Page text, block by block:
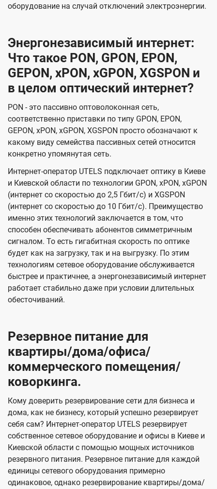
оборудование на случай отключений электроэнергии.
Энергонезависимый интернет:
Что такое PON, GPON, EPON,
GEPON, xPON, xGPON, XGSPON и
в целом оптический интернет?
PON - это пассивно оптоволоконная сеть,
соответственно приставки по типу GPON, EPON,
GEPON, xPON, xGPON, XGSPON просто обозначают к
какому виду семейства пассивных сетей относится
конкретно упомянутая сеть.
Интернет-оператор UTELS подключает оптику в Киеве
и Киевской области по технологии GPON, xPON, xGPON
(интернет со скоростью до 2,5 Гбит/с) и XGSPON
(интернет со скоростью до 10 Гбит/с). Преимущество
именно этих технологий заключается в том, что
способен обеспечивать абонентов симметричным
сигналом. То есть гигабитная скорость по оптике
будет как на загрузку, так и на выгрузку. По этим
технологиям сетевое оборудование обслуживается
быстрее и практичнее, а энергонезависимый интернет
работает стабильно даже при условии длительных
обесточиваний.
Резервное питание для
квартиры/дома/офиса/
коммерческого помещения/
коворкинга.
Кому доверить резервирование сети для бизнеса и
дома, как не бизнесу, который успешно резервирует
себя сам? Интернет-оператор UTELS резервирует
собственное сетевое оборудование и офисы в Киеве и
Киевской области с помощью мощных источников
резервного питания. Резервное питание для каждой
единицы сетевого оборудования примерно
одинаковое, однако резервирование квартиры/дома/